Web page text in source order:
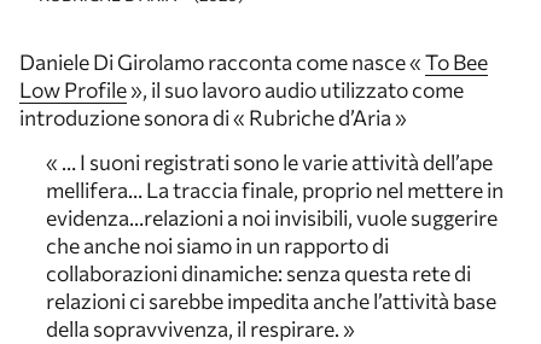
Daniele Di Girolamo racconta come nasce «To Bee
Low Profile», il suo lavoro audio utilizzato come
introduzione sonora di « Rubriche d’Aria »
« … I suoni registrati sono le varie attività dell’ape
mellifera… La traccia finale, proprio nel mettere in
evidenza…relazioni a noi invisibili, vuole suggerire
che anche noi siamo in un rapporto di
collaborazioni dinamiche: senza questa rete di
relazioni ci sarebbe impedita anche l’attività base
della sopravvivenza, il respirare. »